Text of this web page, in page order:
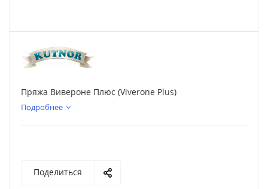
Пряжа Вивероне Плюс (Viverone Plus)
Подробнее
Поделиться